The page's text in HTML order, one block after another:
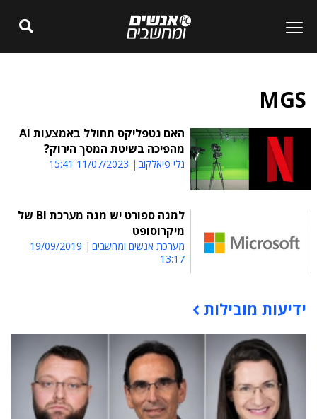
MGS
האם נטפליקס תחולל באמצעות AI
מהפיכה בשיטת המסך הירוק?
גלי פיאלקוב 11/07/2023 15:41
למגה ספורט יש מגה מערכת BI של
מיקרוסופט
מערכת אנשים ומחשבים
19/09/2019
13:17
תוכן פרסומי
ידיעות מובילות